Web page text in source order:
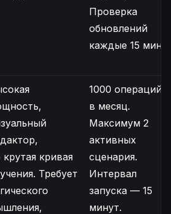
Проверка
обновлений
каждые 15
крутая кривая
Требует
1000 операций
в месяц.
Максимум 2
активных
сценария.
Интервал
запуска — 15
минут.